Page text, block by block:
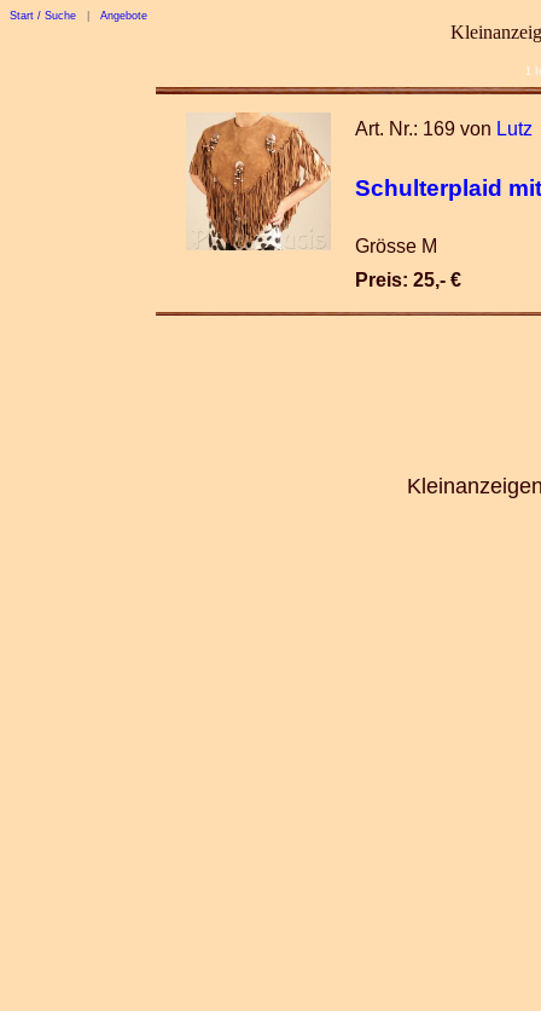
Start / Suche Angebote
1
Art. Nr.: 169 von Lutz
Schulterplaid
Grösse M
Preis: 25,- €